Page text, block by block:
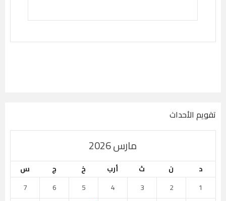
تقويم الأحداث
مارس 2026
د ن ث أرب خ ج س
1
2
3
4
5
6
7